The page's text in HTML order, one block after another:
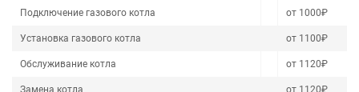
Подключение газового котла от 1000₽
Установка газового котла от 1100₽
Обслуживание котла от 1120₽
Замена котла от 1120₽